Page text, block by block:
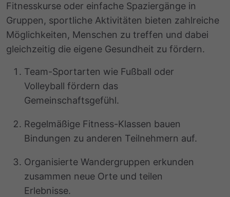
Fitnesskurse oder einfache Spaziergänge in
Gruppen, sportliche Aktivitäten bieten zahlreiche
Möglichkeiten, Menschen zu treffen und dabei
gleichzeitig die eigene Gesundheit zu fördern.
Team-Sportarten wie Fußball oder
Volleyball fördern das
Gemeinschaftsgefühl.
Regelmäßige Fitness-Klassen bauen
Bindungen zu anderen Teilnehmern auf.
Organisierte Wandergruppen erkunden
zusammen neue Orte und teilen
Erlebnisse.